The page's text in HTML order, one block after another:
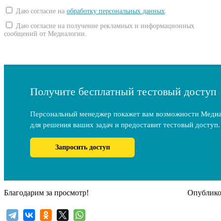
Даю согласие на обработку персональных данных
Даю согласие на получение рекламных и информационных
сообщений от Медиалогии.
Получите бесплатный тестовый доступ
Персональный менеджер покажет вам возможности
для решения ваших задач и предоставит тестовый доступ.
Запросить доступ
Благодарим за просмотр!